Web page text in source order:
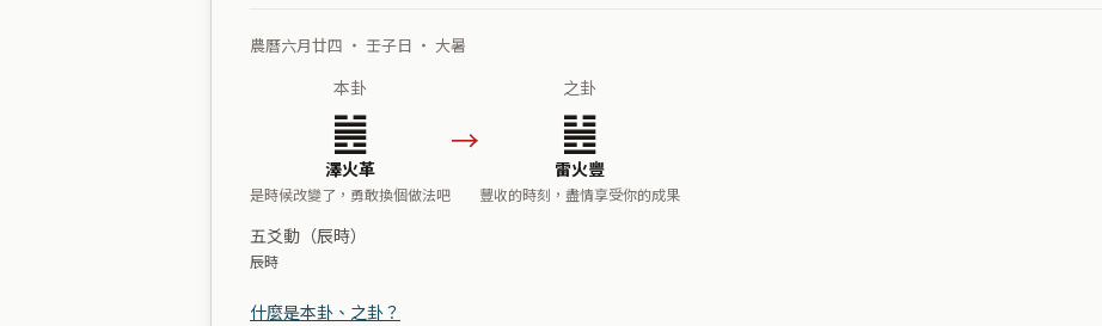
農曆六月廿四 ・ 壬子日 ・ 大暑
本卦
䷰
澤火革
是時候改變了，勇敢換個做法吧
→
之卦
䷶
雷火豐
豐收的時刻，盡情享受你的成果
五爻動（辰時）
辰時
什麼是本卦、之卦？